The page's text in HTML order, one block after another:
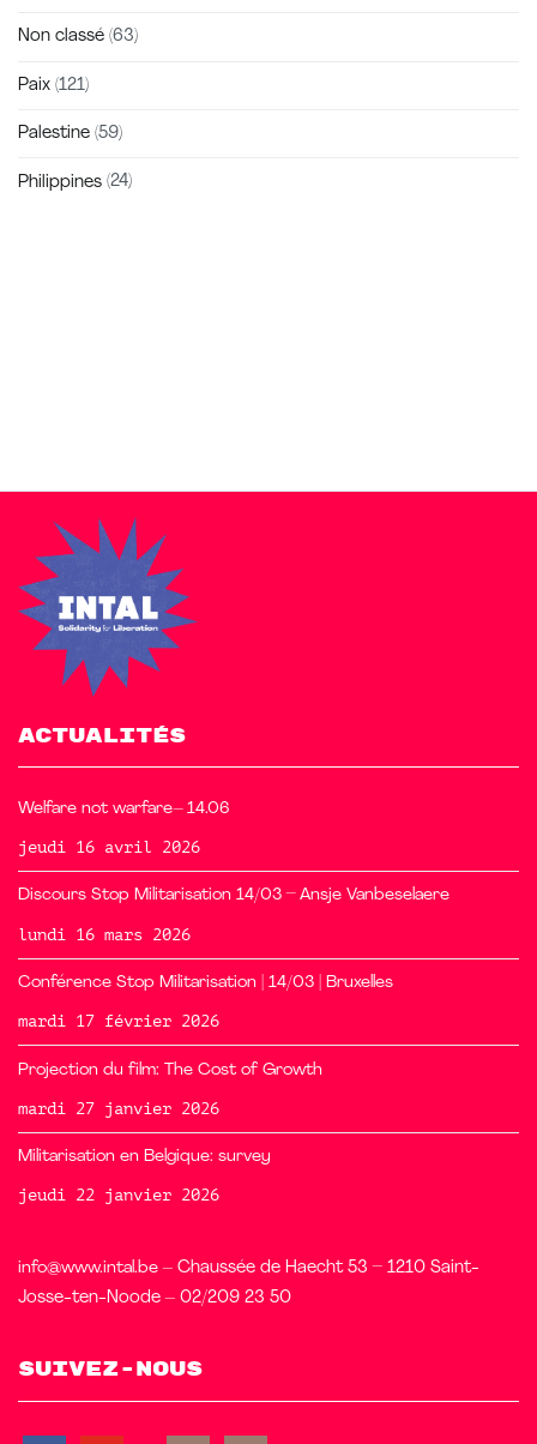
Non classé (63)
Paix (121)
Palestine (59)
Philippines (24)
ACTUALITÉS
Welfare not warfare– 14.06
jeudi 16 avril 2026
Discours Stop Militarisation 14/03 – Ansje Vanbeselaere
lundi 16 mars 2026
Conférence Stop Militarisation | 14/03 | Bruxelles
mardi 17 février 2026
Projection du film: The Cost of Growth
mardi 27 janvier 2026
Militarisation en Belgique: survey
jeudi 22 janvier 2026
info@www.intal.be – Chaussée de Haecht 53 – 1210 Saint-
Josse-ten-Noode – 02/209 23 50
Suivez-nous